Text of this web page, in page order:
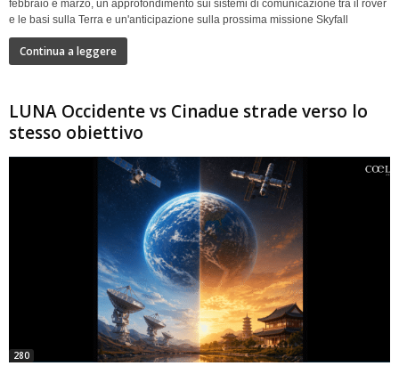
febbraio e marzo, un approfondimento sui sistemi di comunicazione tra il rover
e le basi sulla Terra e un'anticipazione sulla prossima missione Skyfall
Continua a leggere
LUNA Occidente vs Cinadue strade verso lo
stesso obiettivo
280